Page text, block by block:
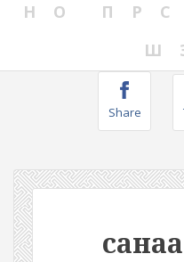
Н
О П Р С
Ш
Share